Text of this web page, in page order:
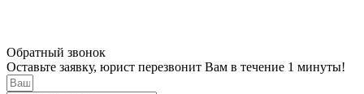
Обратный звонок
Оставьте заявку, юрист перезвонит Вам в течение 1 минуты!